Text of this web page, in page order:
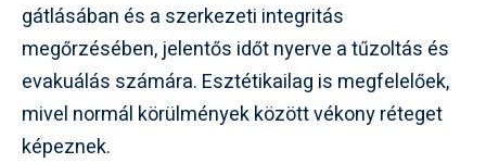
gátlásában és a szerkezeti integritás
megőrzésében, jelentős időt nyerve a tűzoltás és
evakuálás számára. Esztétikailag is megfelelőek,
mivel normál körülmények között vékony réteget
képeznek.